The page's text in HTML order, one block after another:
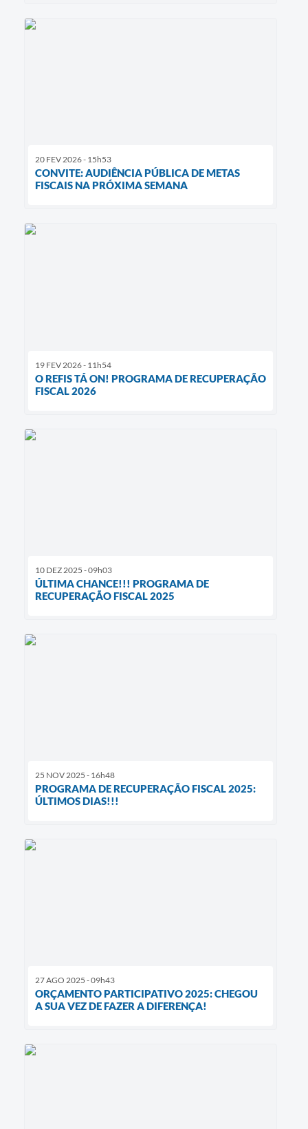
20 FEV 2026 - 15h53
CONVITE: AUDIÊNCIA PÚBLICA DE METAS
FISCAIS NA PRÓXIMA SEMANA
19 FEV 2026 - 11h54
O REFIS TÁ ON! PROGRAMA DE RECUPERAÇÃO
FISCAL 2026
10 DEZ 2025 - 09h03
ÚLTIMA CHANCE!!! PROGRAMA DE
RECUPERAÇÃO FISCAL 2025
25 NOV 2025 - 16h48
PROGRAMA DE RECUPERAÇÃO FISCAL 2025:
ÚLTIMOS DIAS!!!
27 AGO 2025 - 09h43
ORÇAMENTO PARTICIPATIVO 2025: CHEGOU
A SUA VEZ DE FAZER A DIFERENÇA!